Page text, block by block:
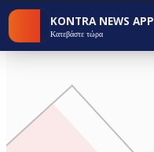
KONTRA NEWS APP
Κατεβάστε τώρα